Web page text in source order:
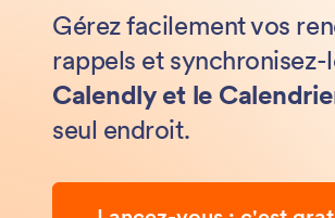
Gérez facilement vos
rappels et synchronisez-
Calendly et le
seul endroit.